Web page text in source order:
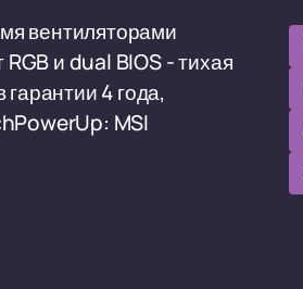
вентиляторами
и dual BIOS - тихая
4 года,
MSI